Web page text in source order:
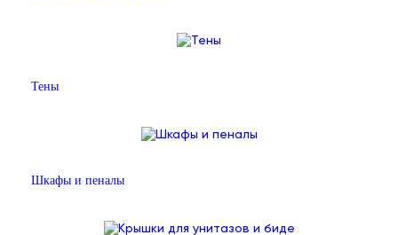
Тены
Шкафы и пеналы